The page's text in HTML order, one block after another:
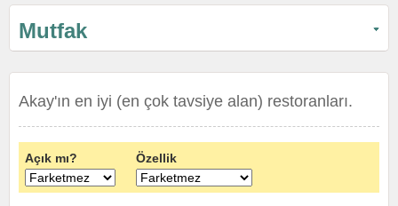
Mutfak
Akay'ın en iyi (en çok tavsiye alan) restoranları.
Açık mı? Özellik